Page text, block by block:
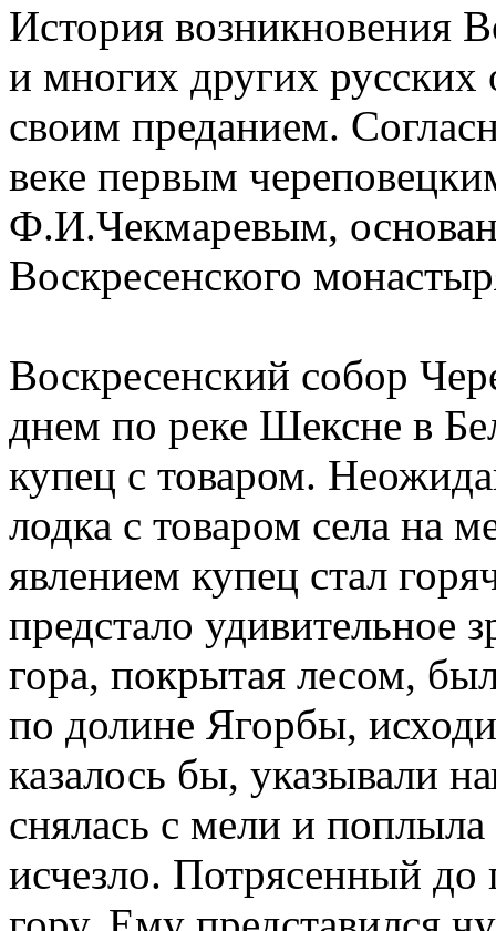
История возникновения
и многих других русских
своим преданием.
веке первым
Ф.И.Чекмаревым,
Воскресенского
Воскресенский собор
днем по реке Шексне в
купец с товаром.
лодка с товаром села на
явлением купец стал
предстало удивительное
гора, покрытая лесом,
по долине Ягорбы,
казалось бы, указывали
снялась с мели и
исчезло. Потрясенный